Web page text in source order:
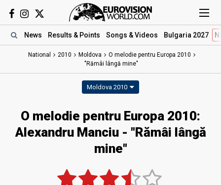
News Results & Points Songs & Videos Bulgaria 2027
National 2010 Moldova
O melodie pentru Europa 2010
"Rămâi lângă mine"
Moldova 2010
O melodie pentru Europa 2010:
Alexandru Manciu - "Rămâi lângă
mine"